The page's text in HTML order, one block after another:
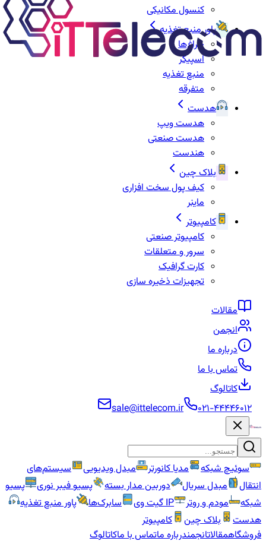
کنسول مکانیکی
پاور منبع تغذیه
چراغ‌ها
اسپیکر
منبع تغذیه
متفرقه
هدست
هدست ویپ
هدست صنعتی
هندست
بلاک چین
کیف پول سخت افزاری
ماینر
کامپیوتر
کامپیوتر صنعتی
سرور و متعلقات
کارت گرافیک
تجهیزات ذخیره سازی
مقالات
انجمن
درباره ما
تماس با ما
کاتالوگ
۰۲۱-۴۴۴۴۶۰۱۲
sale@ittelecom.ir
سوئیچ شبکه مدیا کانورتر مبدل ویدیویی
سیستم‌های
انتقال
مبدل سریال دوربین مدار بسته پسیو فیبر نوری
پسیو
شبکه
مودم و روتر IP گیت وی سابرک‌ها
پاور منبع تغذیه
هدست
بلاک چین
کامپیوتر
فروشگاهمقالاتانجمندرباره ماتماس با ماکاتالوگ